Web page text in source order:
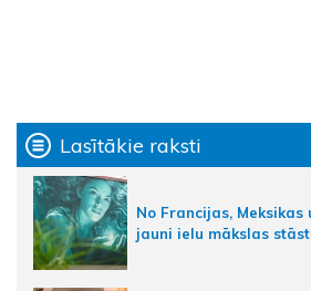
Lasītākie raksti
No Francijas,
jauni ielu mākslas